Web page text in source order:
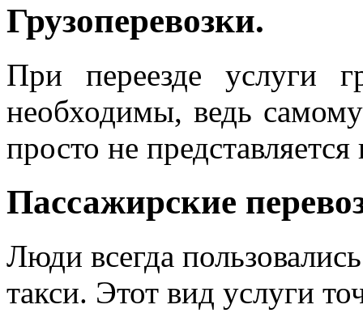
Грузоперевозки.
При переезде услуги
необходимы, ведь
просто не
Пассажирские
Люди всегда
такси. Этот вид услуги